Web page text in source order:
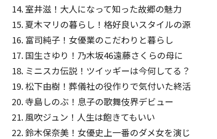
室井滋！大人になって知った故郷の魅力
夏木マリの暮らし！格好良いスタイルの源
富司純子！女優業のこだわりと暮らし
国生さゆり！乃木坂46遠藤さくらの母に
ミニスカ伝説！ツイッギーは今何してる？
松下由樹！葬儀社の役作りで気付いた終活
寺島しのぶ！息子の歌舞伎界デビュー
風吹ジュン！人生は飽きてもいい
鈴木保奈美！女優史上一番のダメ女を演じ